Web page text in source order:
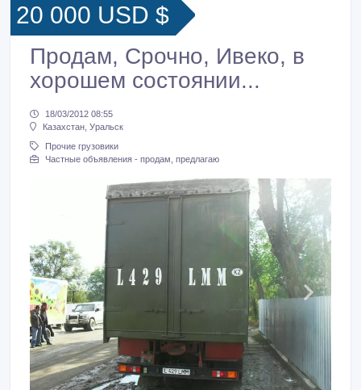
20 000 USD $
Продам, Срочно, Ивеко, в
хорошем состоянии...
18/03/2012 08:55
Казахстан, Уральск
Прочие грузовики
Частные объявления - продам, предлагаю